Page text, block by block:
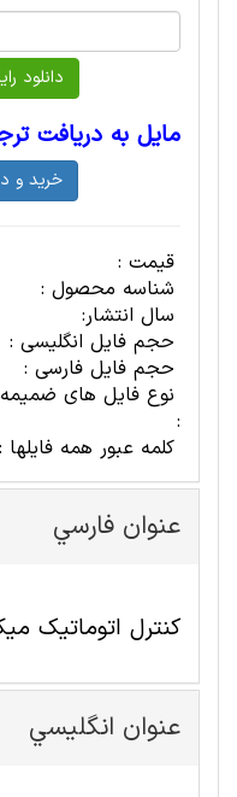
مایل به دریافت
قیمت :
شناسه محصول :
سال انتشار:
حجم فایل انگلیسی :
حجم فایل فارسی :
نوع فایل های ضمیمه
:
کلمه عبور همه فایلها :
عنوان فارسي
کنترل اتوماتیک
عنوان انگليسي